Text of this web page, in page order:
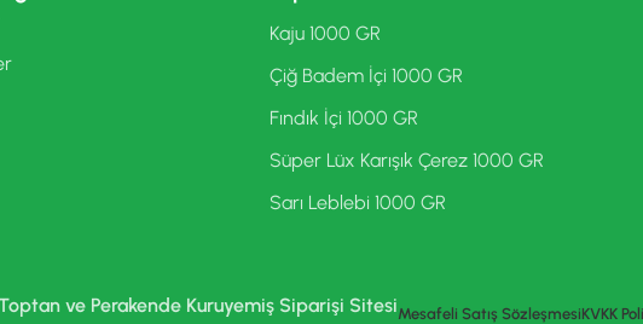
Kaju 1000 GR
Çiğ Badem İçi 1000 GR
Fındık İçi 1000 GR
Süper Lüx Karışık Çerez 1000 GR
Sarı Leblebi 1000 GR
ve Perakende Kuruyemiş Siparişi SitesiMesafeli Satış SözleşmesiKVKK